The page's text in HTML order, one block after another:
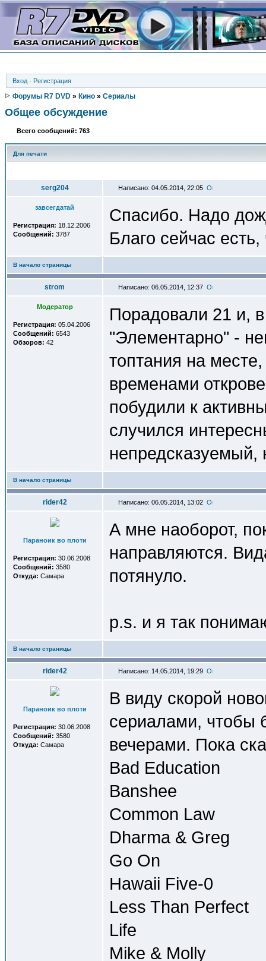
Вход · Регистрация
Форумы R7 DVD » Кино » Сериалы
Общее обсуждение
Всего сообщений: 763
Для печати
serg204 Написано: 04.05.2014, 22:05
завсегдатай
Регистрация: 18.12.2006
Сообщений: 3787
Спасибо. Надо
Благо сейчас есть,
В начало страницы
strom Написано: 06.05.2014, 12:37
Модератор
Регистрация: 05.04.2006
Сообщений: 6543
Обзоров: 42
Порадовали 21 и,
"Элементарно" -
топтания на
временами
побудили к
случился
непредсказуемый,
В начало страницы
rider42 Написано: 06.05.2014, 13:02
Параноик во плоти
Регистрация: 30.06.2008
Сообщений: 3580
Откуда: Самара
А мне наоборот,
направляются.
потянуло.
p.s. и я так
В начало страницы
rider42 Написано: 14.05.2014, 19:29
Параноик во плоти
Регистрация: 30.06.2008
Сообщений: 3580
Откуда: Самара
В виду скорой
сериалами, чтобы
вечерами. Пока
Bad Education
Banshee
Common Law
Dharma & Greg
Go On
Hawaii Five-0
Less Than Perfect
Life
Mike & Molly